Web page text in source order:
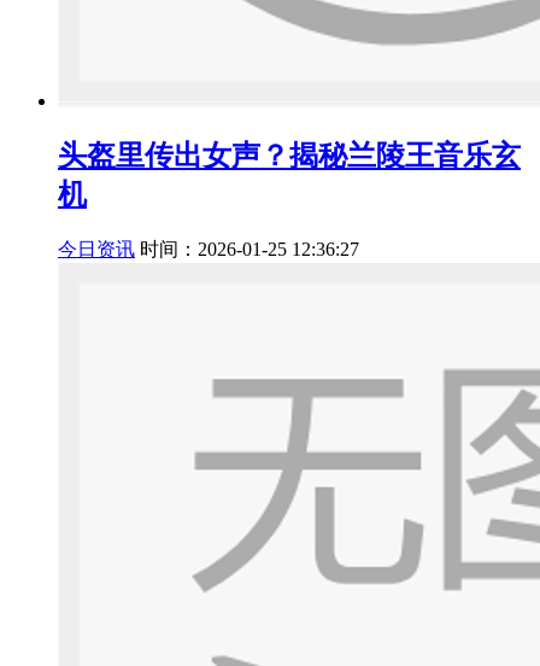
头盔里传出女声？揭秘兰陵王音乐玄
机
今日资讯 时间：2026-01-25 12:36:27